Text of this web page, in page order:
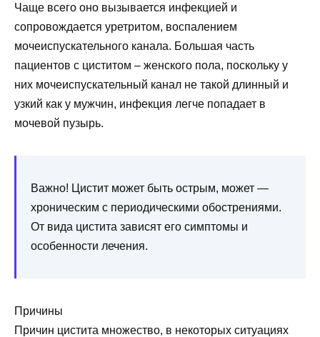
Чаще всего оно вызывается инфекцией и
сопровождается уретритом, воспалением
мочеиспускательного канала. Большая часть
пациентов с циститом – женского пола, поскольку у
них мочеиспускательный канал не такой длинный и
узкий как у мужчин, инфекция легче попадает в
мочевой пузырь.
Важно! Цистит может быть острым, может —
хроническим с периодическими обострениями.
От вида цистита зависят его симптомы и
особенности лечения.
Причины
Причин цистита множество, в некоторых ситуациях